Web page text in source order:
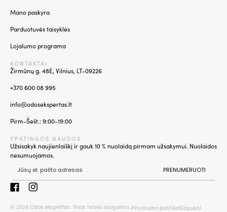
Mano paskyra
Parduotuvės taisyklės
Lojalumo programa
KONTAKTAI
Žirmūnų g. 48E, Vilnius, LT-09226
+370 600 08 995
info@odosekspertas.lt
Pirm-Šešt.: 9:00-19:00
YPATINGOS NAUDOS
Užsisakyk naujienlaiškį ir gauk 10 % nuolaidą pirmam užsakymui. Nuolaidos
nesumuojamos.
PRENUMERUOTI
© 2026 Odos ekspertas. Visos teisės saugomos. Privatumo politikaSlapukai